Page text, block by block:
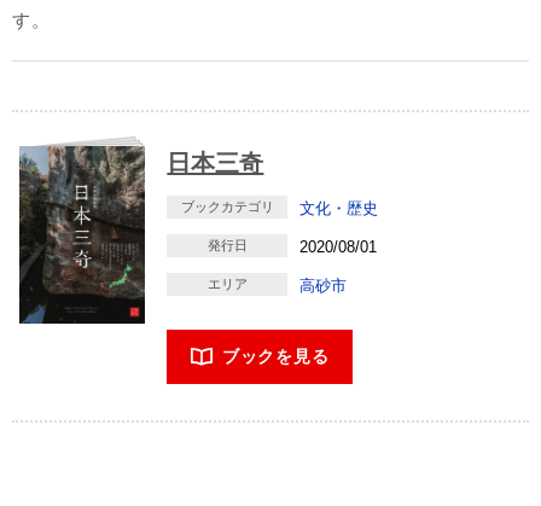
す。
日本三奇
ブックカテゴリ 文化・歴史
発行日 2020/08/01
エリア 高砂市
ブックを見る